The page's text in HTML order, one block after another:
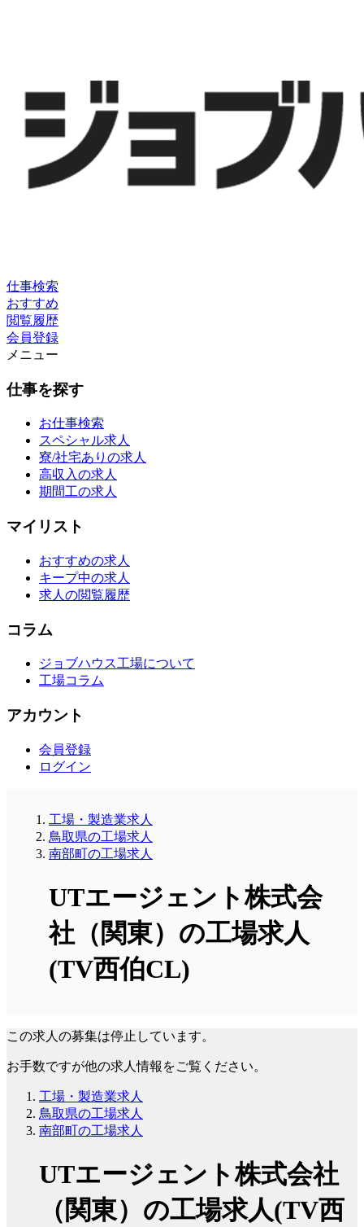
仕事検索
おすすめ
閲覧履歴
会員登録
メニュー
仕事を探す
お仕事検索
スペシャル求人
寮/社宅ありの求人
高収入の求人
期間工の求人
マイリスト
おすすめの求人
キープ中の求人
求人の閲覧履歴
コラム
ジョブハウス工場について
工場コラム
アカウント
会員登録
ログイン
工場・製造業求人
鳥取県の工場求人
南部町の工場求人
UTエージェント株式会
社（関東）の工場求人
(TV西伯CL)
この求人の募集は停止しています。
お手数ですが他の求人情報をご覧ください。
工場・製造業求人
鳥取県の工場求人
南部町の工場求人
UTエージェント株式会社
（関東）の工場求人(TV西